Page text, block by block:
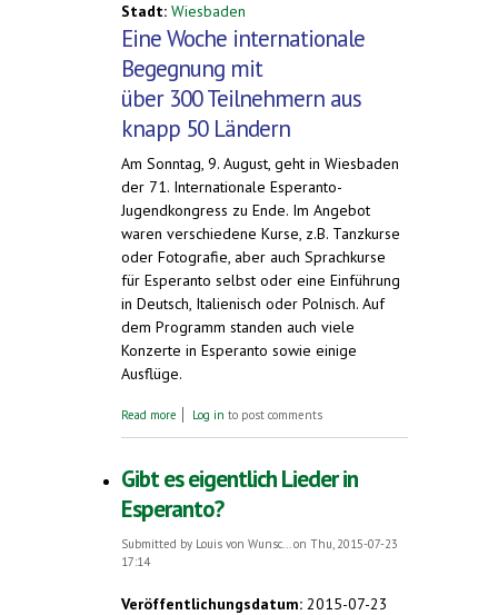
Stadt: Wiesbaden
Eine Woche internationale
Begegnung mit
über 300 Teilnehmern aus
knapp 50 Ländern
Am Sonntag, 9. August, geht in Wiesbaden
der 71. Internationale Esperanto-
Jugendkongress zu Ende. Im Angebot
waren verschiedene Kurse, z.B. Tanzkurse
oder Fotografie, aber auch Sprachkurse
für Esperanto selbst oder eine Einführung
in Deutsch, Italienisch oder Polnisch. Auf
dem Programm standen auch viele
Konzerte in Esperanto sowie einige
Ausflüge.
Read more about Erfolgreicher Jugend-Weltkongress der
Log in to post comments
Gibt es eigentlich Lieder in
Esperanto?
Submitted by Louis von Wunsc...on Thu, 2015-07-23
17:14
Veröffentlichungsdatum: 2015-07-23